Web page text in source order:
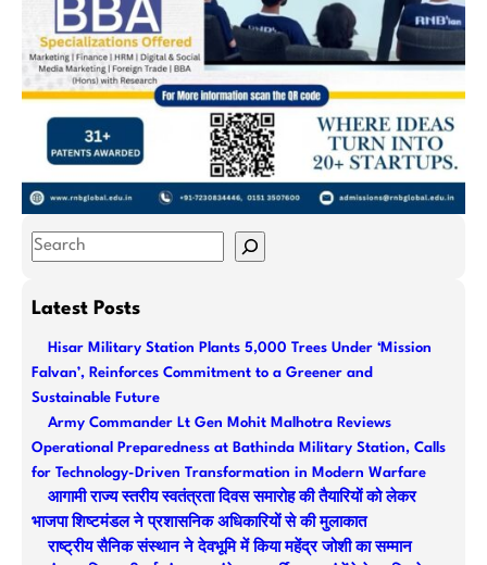
S
aLatest Posts
Hisar Military Station Plants 5,000 Trees Under ‘Mission
Falvan’, Reinforces Commitment to a Greener and
Sustainable Future
Army Commander Lt Gen Mohit Malhotra Reviews
Operational Preparedness at Bathinda Military Station, Calls
for Technology-Driven Transformation in Modern Warfare
आगामी राज्य स्तरीय स्वतंत्रता दिवस समारोह की तैयारियों को लेकर
भाजपा शिष्टमंडल ने प्रशासनिक अधिकारियों से की मुलाकात
राष्ट्रीय सैनिक संस्थान ने देवभूमि में किया महेंद्र जोशी का सम्मान